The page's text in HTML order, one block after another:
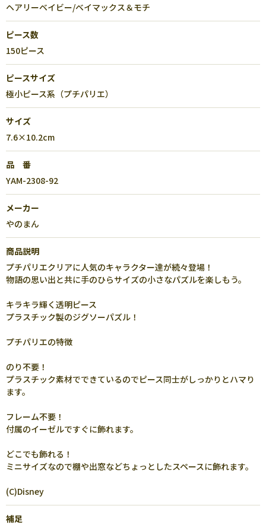
ヘアリーベイビー/ベイマックス＆モチ
ピース数
150ピース
ピースサイズ
極小ピース系（プチパリエ）
サイズ
7.6×10.2cm
品 番
YAM-2308-92
メーカー
やのまん
商品説明
プチパリエクリアに人気のキャラクター達が続々登場！
物語の思い出と共に手のひらサイズの小さなパズルを楽しもう。
キラキラ輝く透明ピース
プラスチック製のジグソーパズル！
プチパリエの特徴
のり不要！
プラスチック素材でできているのでピース同士がしっかりとハマり
ます。
フレーム不要！
付属のイーゼルですぐに飾れます。
どこでも飾れる！
ミニサイズなので棚や出窓などちょっとしたスペースに飾れます。
(C)Disney
補足